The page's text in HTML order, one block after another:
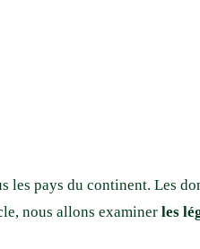
pays du continent. Les
nous allons examiner les